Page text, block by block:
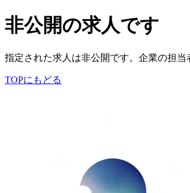
非公開の求人です
指定された求人は非公開です。企業の担当
TOPにもどる